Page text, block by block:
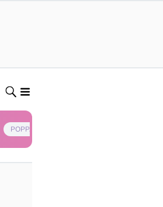
POPPAPA